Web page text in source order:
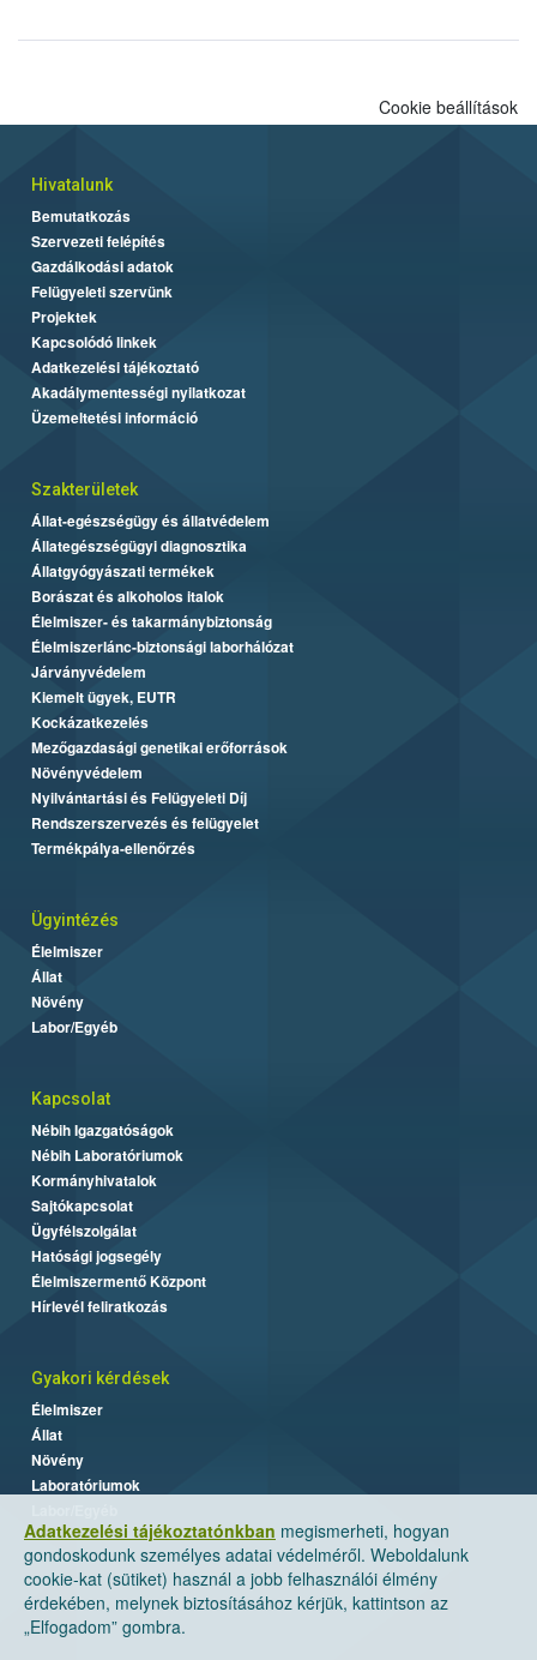
Adatkezelési tájékoztatónkban megismerheti, hogyan
gondoskodunk személyes adatai védelméről. Weboldalunk
cookie-kat (sütiket) használ a jobb felhasználói élmény
érdekében, melynek biztosításához kérjük, kattintson az
„Elfogadom” gombra.
Cookie beállítások
Hivatalunk
Bemutatkozás
Szervezeti felépítés
Gazdálkodási adatok
Felügyeleti szervünk
Projektek
Kapcsolódó linkek
Adatkezelési tájékoztató
Akadálymentességi nyilatkozat
Üzemeltetési információ
Szakterületek
Állat-egészségügy és állatvédelem
Állategészségügyi diagnosztika
Állatgyógyászati termékek
Borászat és alkoholos italok
Élelmiszer- és takarmánybiztonság
Élelmiszerlánc-biztonsági laborhálózat
Járványvédelem
Kiemelt ügyek, EUTR
Kockázatkezelés
Mezőgazdasági genetikai erőforrások
Növényvédelem
Nyilvántartási és Felügyeleti Díj
Rendszerszervezés és felügyelet
Termékpálya-ellenőrzés
Ügyintézés
Élelmiszer
Állat
Növény
Labor/Egyéb
Kapcsolat
Nébih Igazgatóságok
Nébih Laboratóriumok
Kormányhivatalok
Sajtókapcsolat
Ügyfélszolgálat
Hatósági jogsegély
Élelmiszermentő Központ
Hírlevél feliratkozás
Gyakori kérdések
Élelmiszer
Állat
Növény
Laboratóriumok